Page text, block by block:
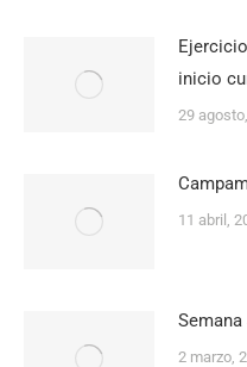
inicio
29
11 abril,
2 marzo,